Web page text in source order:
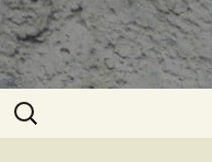
Suchen
nach: